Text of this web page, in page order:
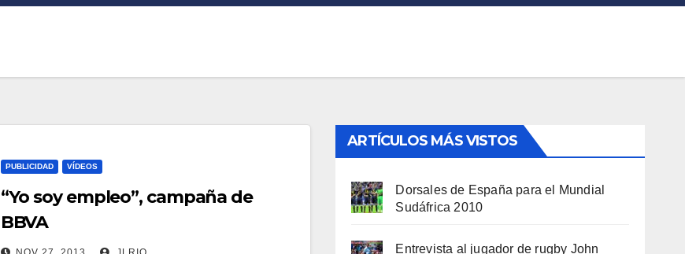
PUBLICIDAD VÍDEOS
“Yo soy empleo”, campaña de
BBVA
ARTÍCULOS MÁS VISTOS
Dorsales de España para el Mundial
Sudáfrica 2010
Entrevista al jugador de rugby John